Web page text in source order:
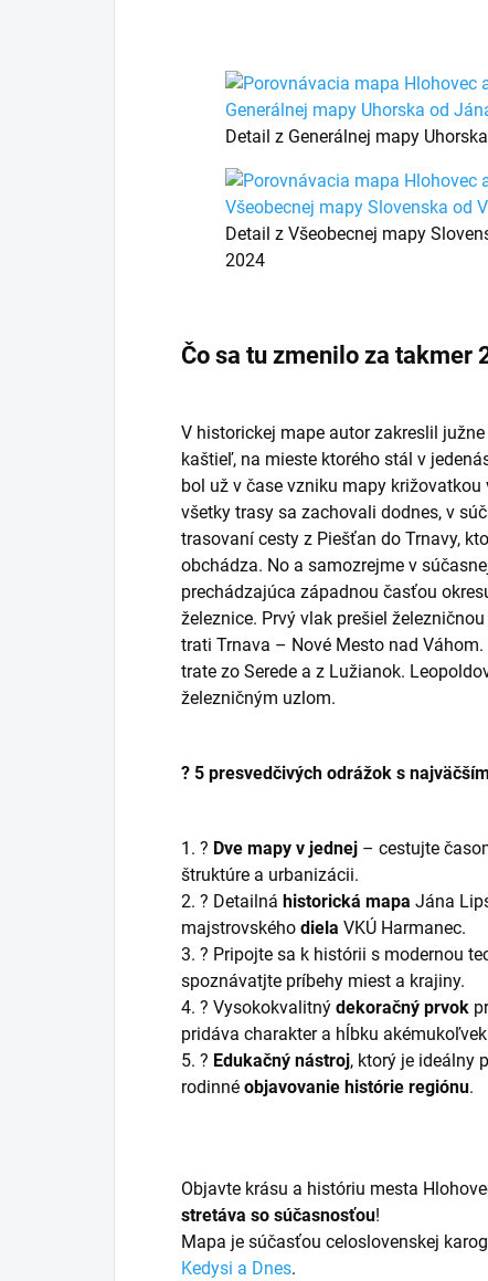
Detail z Generálnej mapy
Detail z Všeobecnej mapy
2024
Čo sa tu zmenilo za takmer
V historickej mape autor zakreslil
kaštieľ, na mieste ktorého stál v
bol už v čase vzniku mapy
všetky trasy sa zachovali dodnes, v
trasovaní cesty z Piešťan do Trnavy,
obchádza. No a samozrejme v
prechádzajúca západnou časťou
železnice. Prvý vlak prešiel
trati Trnava – Nové Mesto nad
trate zo Serede a z Lužianok.
železničným uzlom.
? 5 presvedčivých odrážok s
1. ?️ Dve mapy v jednej – cestujte
štruktúre a urbanizácii.
2. ? Detailná historická mapa Jána
majstrovského diela VKÚ Harmanec.
3. ? Pripojte sa k histórii s modernou
spoznávatjte príbehy miest a krajiny.
4. ?️ Vysokokvalitný dekoračný prvok
pridáva charakter a hĺbku
5. ? Edukačný nástroj, ktorý je ideálny
rodinné objavovanie histórie regiónu.
Objavte krásu a históriu mesta
stretáva so súčasnosťou!
Mapa je súčasťou celoslovenskej
Kedysi a Dnes.